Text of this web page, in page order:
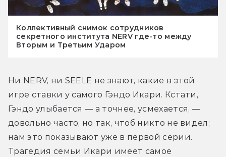
Коллективный снимок сотрудников
секретного института NERV где-то между
Вторым и Третьим Ударом
Ни NERV, ни SEELE не знают, какие в этой
игре ставки у самого Гэндо Икари. Кстати,
Гэндо улыбается — а точнее, усмехается, —
довольно часто, но так, чтоб никто не видел;
нам это показывают уже в первой серии.
Трагедия семьи Икари имеет самое